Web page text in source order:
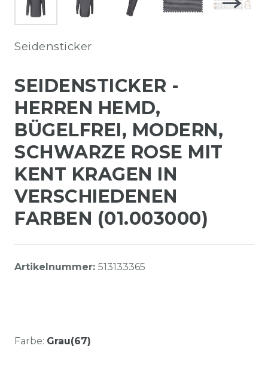
Seidensticker
SEIDENSTICKER -
HERREN HEMD,
BÜGELFREI, MODERN,
SCHWARZE ROSE MIT
KENT KRAGEN IN
VERSCHIEDENEN
FARBEN (01.003000)
Artikelnummer: 513133365
Farbe: Grau(67)